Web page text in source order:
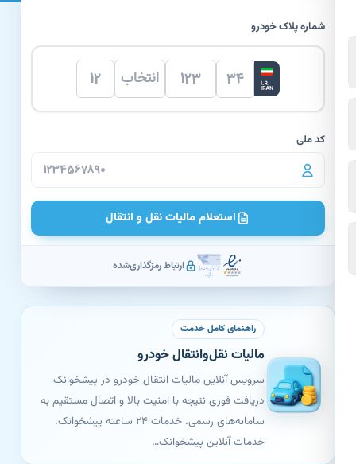
شماره پلاک خودرو
انتخاب
کد ملی
استعلام مالیات نقل و انتقال
ارتباط رمزگذاری‌شده
راهنمای کامل خدمت
مالیات نقل‌وانتقال خودرو
سرویس آنلاین مالیات انتقال خودرو در پیشخوانک
دریافت فوری نتیجه با امنیت بالا و اتصال مستقیم به
سامانه‌های رسمی. خدمات ۲۴ ساعته پیشخوانک.
خدمات آنلاین پیشخوانک…